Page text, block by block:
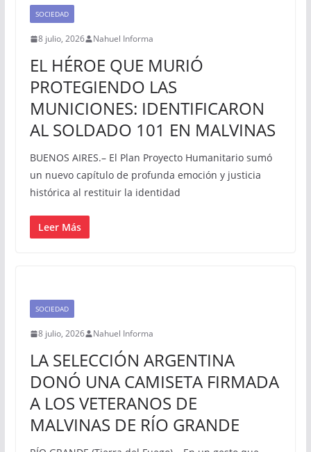
SOCIEDAD
8 julio, 2026 Nahuel Informa
EL HÉROE QUE MURIÓ
PROTEGIENDO LAS
MUNICIONES: IDENTIFICARON
AL SOLDADO 101 EN MALVINAS
BUENOS AIRES.– El Plan Proyecto Humanitario sumó
un nuevo capítulo de profunda emoción y justicia
histórica al restituir la identidad
Leer Más
SOCIEDAD
8 julio, 2026 Nahuel Informa
LA SELECCIÓN ARGENTINA
DONÓ UNA CAMISETA FIRMADA
A LOS VETERANOS DE
MALVINAS DE RÍO GRANDE